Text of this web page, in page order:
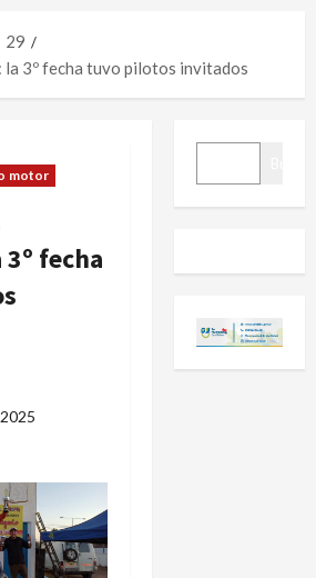
29
la 3º fecha tuvo pilotos invitados
motor
fecha